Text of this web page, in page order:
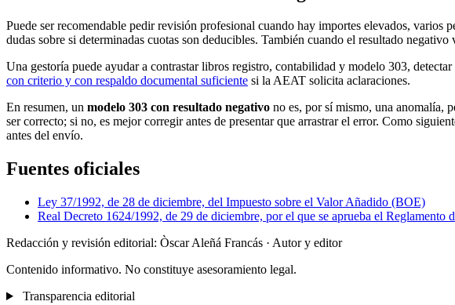
Puede ser recomendable pedir revisión profesional cuando hay importes elevados,
dudas sobre si determinadas cuotas son deducibles. También cuando el resultado
Una gestoría puede ayudar a contrastar libros registro, contabilidad y modelo 303,
con criterio y con respaldo documental suficiente si la AEAT solicita aclaraciones.
En resumen, un modelo 303 con resultado negativo no es, por sí mismo, una anomalía,
ser correcto; si no, es mejor corregir antes de presentar que arrastrar el error. Como
antes del envío.
Fuentes oficiales
Ley 37/1992, de 28 de diciembre, del Impuesto sobre el Valor Añadido (BOE)
Real Decreto 1624/1992, de 29 de diciembre, por el que se aprueba el Reglamento
Redacción y revisión editorial: Òscar Aleñá Francás · Autor y editor
Contenido informativo. No constituye asesoramiento legal.
Transparencia editorial